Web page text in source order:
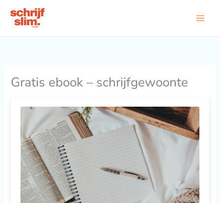
naar
Gratis ebook – schrijfgewoonte